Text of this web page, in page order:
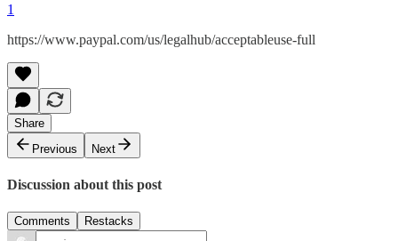
1
https://www.paypal.com/us/legalhub/acceptableuse-full
Share
Previous
Next
Discussion about this post
Comments Restacks